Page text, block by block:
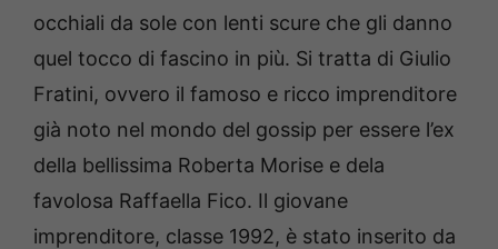
occhiali da sole con lenti scure che gli danno
quel tocco di fascino in più. Si tratta di Giulio
Fratini, ovvero il famoso e ricco imprenditore
già noto nel mondo del gossip per essere l’ex
della bellissima Roberta Morise e dela
favolosa Raffaella Fico. Il giovane
imprenditore, classe 1992, è stato inserito da